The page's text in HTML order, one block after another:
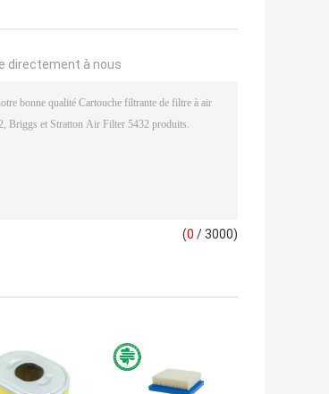
directement à nous
(0 / 3000)